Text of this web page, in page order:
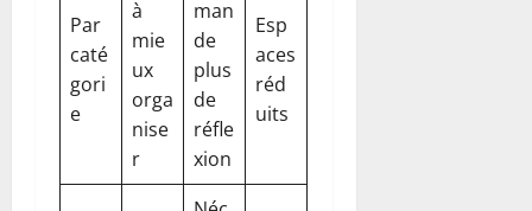
Par
caté
gori
e
à
mie
ux
orga
nise
r
man
de
plus
de
réfle
xion
Esp
aces
réd
uits